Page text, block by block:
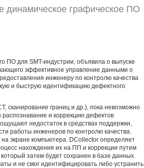
динамическое графическое ПО
ПО для SMT-индустрии, объявила о выпуске
эффективное управление данными о
инженеру по контролю качества
и быструю идентификацию дефектного
сканирование границ и др.), пока невозможно
распознавание и коррекцию дефектов
недостаток в средствах поддержки,
работы инженеров по контролю качества.
экране компьютера. DCollector определяет
нахождения их на ПП и коррекции путем
затем будет сохранен в базе данных.
и не смог идентифицировать либо устранить